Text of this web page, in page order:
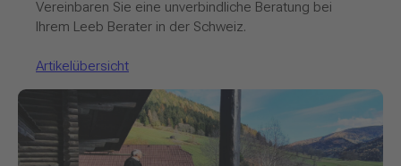
Vereinbaren Sie eine unverbindliche Beratung bei
Ihrem Leeb Berater in der Schweiz.
Artikelübersicht